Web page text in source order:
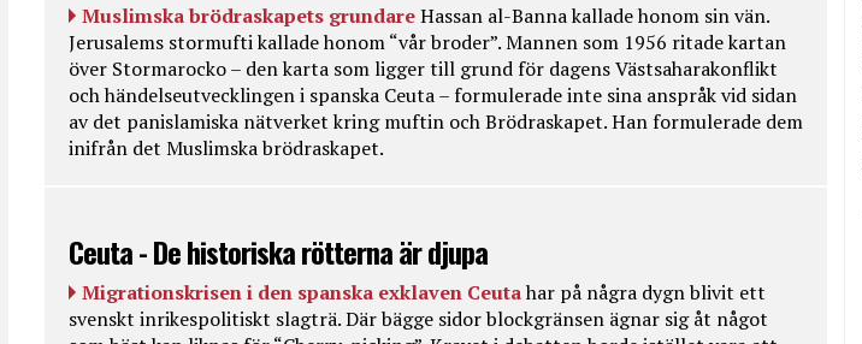
Muslimska brödraskapets grundareHassan al-Banna kallade honom sin vän.
Jerusalems stormufti kallade honom “vår broder”. Mannen som 1956 ritade kartan
över Stormarocko – den karta som ligger till grund för dagens Västsaharakonflikt
och händelseutvecklingen i spanska Ceuta – formulerade inte sina anspråk vid sidan
av det panislamiska nätverket kring muftin och Brödraskapet. Han formulerade dem
inifrån det Muslimska brödraskapet.
Ceuta - De historiska rötterna är djupa
Migrationskrisen i den spanska exklaven Ceutahar på några dygn blivit ett
svenskt inrikespolitiskt slagträ. Där bägge sidor blockgränsen ägnar sig åt något